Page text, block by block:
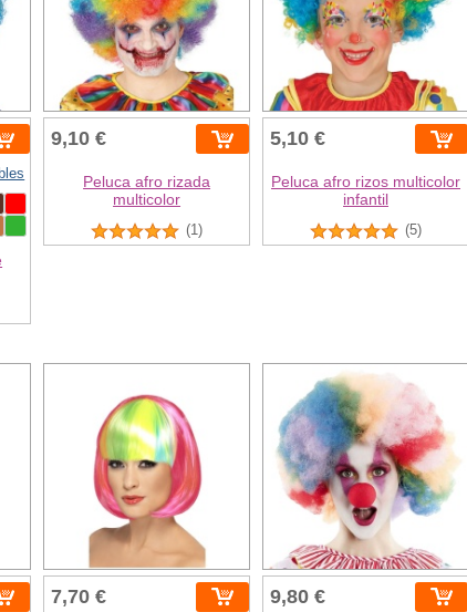
9,10 €
Peluca afro rizada
multicolor
(1)
5,10 €
Peluca afro rizos multicolor
infantil
(5)
7,70 € 9,80 €